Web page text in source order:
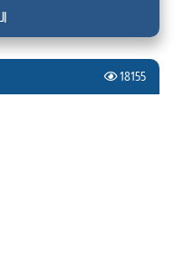
18155